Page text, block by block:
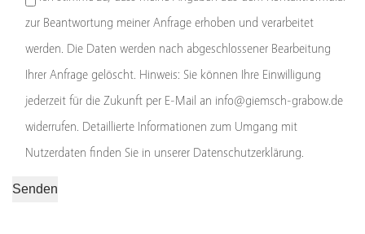
zur Beantwortung meiner Anfrage erhoben und verarbeitet
werden. Die Daten werden nach abgeschlossener Bearbeitung
Ihrer Anfrage gelöscht. Hinweis: Sie können Ihre Einwilligung
jederzeit für die Zukunft per E-Mail an info@giemsch-grabow.de
widerrufen. Detaillierte Informationen zum Umgang mit
Nutzerdaten finden Sie in unserer Datenschutzerklärung.